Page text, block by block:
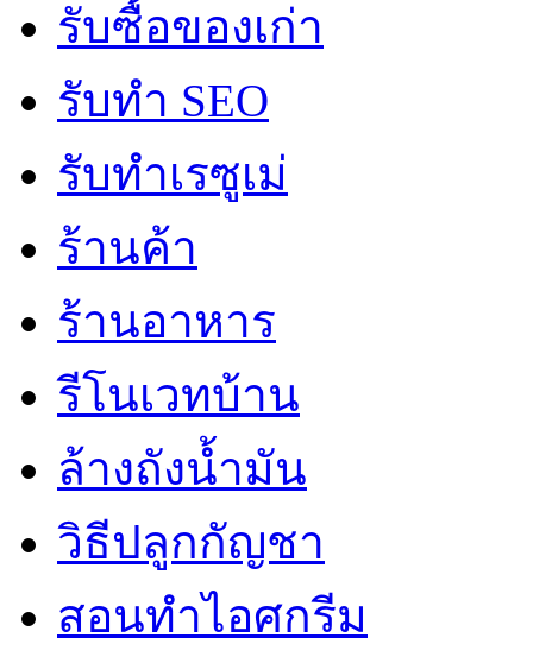
รับซื้อของเก่า
รับทำ SEO
รับทำเรซูเม่
ร้านค้า
ร้านอาหาร
รีโนเวทบ้าน
ล้างถังน้ำมัน
วิธีปลูกกัญชา
สอนทำไอศกรีม